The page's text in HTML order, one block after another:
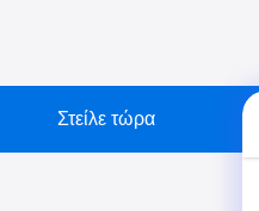
Στείλε τώρα